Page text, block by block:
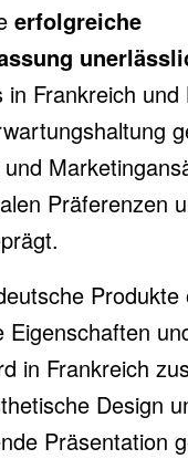
erfolgreiche
in Frankreich und
Präferenzen
Produkte
Eigenschaften
in Frankreich
Design
Präsentation